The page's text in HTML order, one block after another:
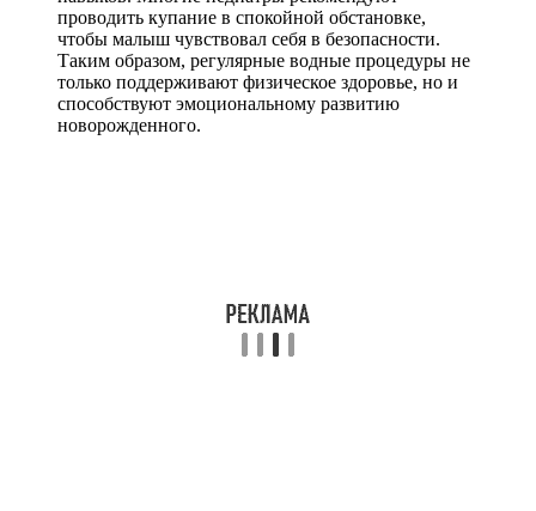
проводить купание в спокойной обстановке,
чтобы малыш чувствовал себя в безопасности.
Таким образом, регулярные водные процедуры не
только поддерживают физическое здоровье, но и
способствуют эмоциональному развитию
новорожденного.